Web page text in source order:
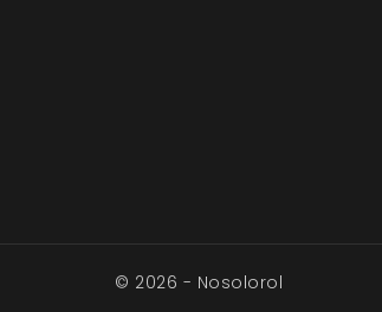
© 2026 - Nosolorol